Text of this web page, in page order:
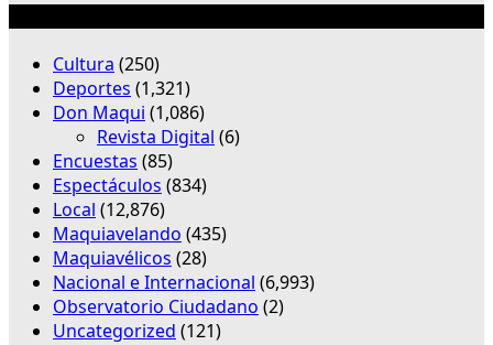
Cultura (250)
Deportes (1,321)
Don Maqui (1,086)
Revista Digital (6)
Encuestas (85)
Espectáculos (834)
Local (12,876)
Maquiavelando (435)
Maquiavélicos (28)
Nacional e Internacional (6,993)
Observatorio Ciudadano (2)
Uncategorized (121)